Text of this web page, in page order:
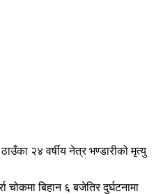
२४ वर्षीय नेत्र भण्डारीको मृत्यु
बिहान ६ बजेतिर दुर्घटनामा